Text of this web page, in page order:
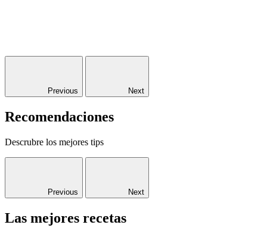
Previous Next
Recomendaciones
Descrubre los mejores tips
Previous Next
Las mejores recetas